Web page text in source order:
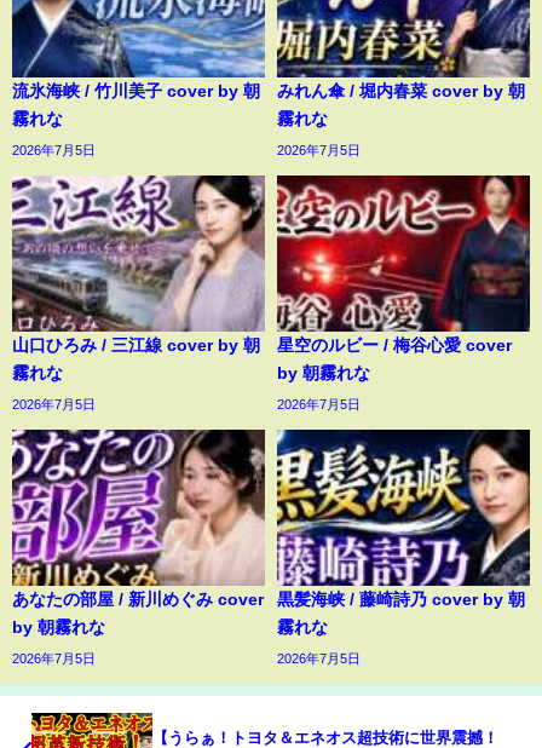
流氷海峡 / 竹川美子 cover by 朝
霧れな
2026年7月5日
みれん傘 / 堀内春菜 cover by 朝
霧れな
2026年7月5日
山口ひろみ / 三江線 cover by 朝
霧れな
2026年7月5日
星空のルビー / 梅谷心愛 cover
by 朝霧れな
2026年7月5日
あなたの部屋 / 新川めぐみ cover
by 朝霧れな
2026年7月5日
黒髪海峡 / 藤崎詩乃 cover by 朝
霧れな
2026年7月5日
【うらぁ！トヨタ＆エネオス超技術に世界震撼！